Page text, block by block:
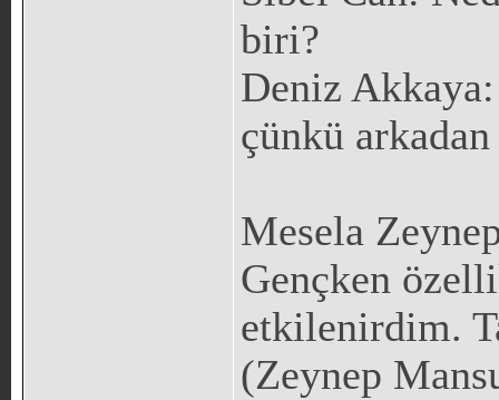
biri?
Deniz
çünkü
Mesela
Gençken
etkilenirdim.
(Zeynep